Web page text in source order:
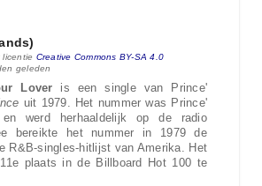
licentie Creative Commons BY-SA 4.0
geleden
Lover is een single van Prince'
uit 1979. Het nummer was Prince'
werd herhaaldelijk op de radio
bereikte het nummer in 1979 de
R&B-singles-hitlijst van Amerika. Het
plaats in de Billboard Hot 100 te